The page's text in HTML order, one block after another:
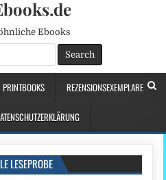
Ebooks
PRINTBOOKS REZENSIONSEXEMPLARE
LESEPROBE